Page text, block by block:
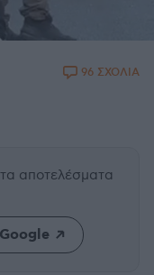
96 ΣΧΟΛΙΑ
αποτελέσματα